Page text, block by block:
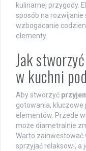
kulinarnej przygody.
sposób na rozwijanie
wzbogacanie
elementy.
Jak
w kuchni
Aby stworzyć
gotowania, kluczowe
elementów. Przede
może diametralnie
Warto zainwestować
sprzyjać relaksowi, a